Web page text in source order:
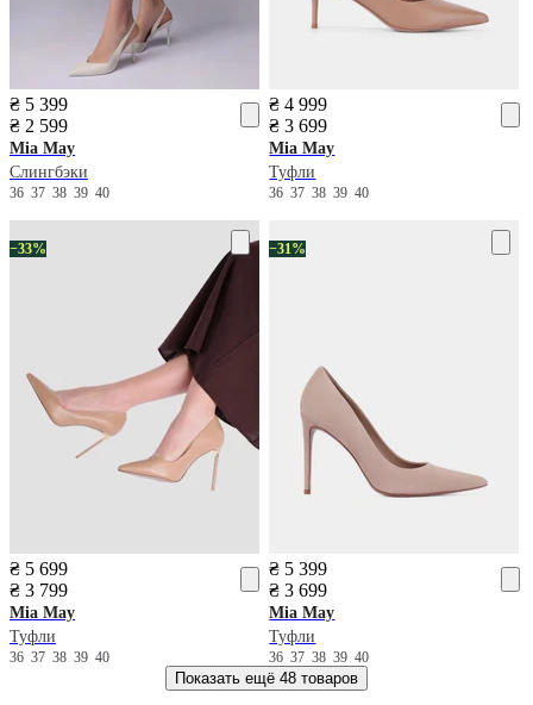
₴ 5 399
₴ 2 599
Mia May
Слингбэки
36 37 38 39 40
₴ 4 999
₴ 3 699
Mia May
Туфли
3637383940
−33%
₴ 5 699
₴ 3 799
Mia May
Туфли
36 37 38 39 40
−31%
₴ 5 399
₴ 3 699
Mia May
Туфли
3637383940
Показать ещё 48 товаров